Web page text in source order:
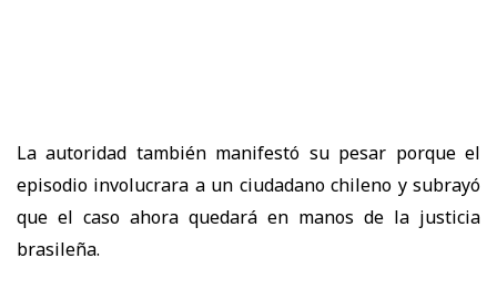
La autoridad también manifestó su pesar porque el
episodio involucrara a un ciudadano chileno y subrayó
que el caso ahora quedará en manos de la justicia
brasileña.